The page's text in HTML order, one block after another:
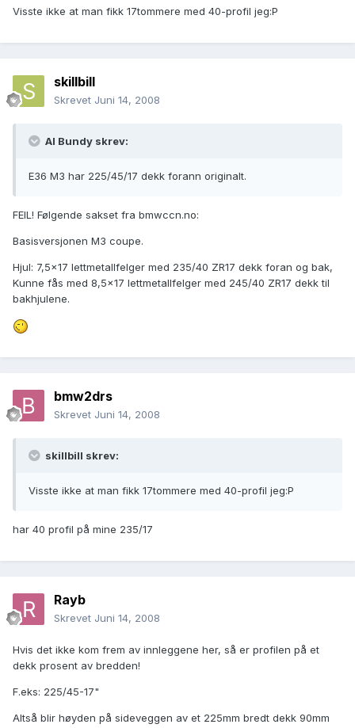
Visste ikke at man fikk 17tommere med 40-profil jeg:P
skillbill
Skrevet Juni 14, 2008
Al Bundy skrev:
E36 M3 har 225/45/17 dekk forann originalt.
FEIL! Følgende sakset fra bmwccn.no:
Basisversjonen M3 coupe.
Hjul: 7,5x17 lettmetallfelger med 235/40 ZR17 dekk foran og bak,
Kunne fås med 8,5x17 lettmetallfelger med 245/40 ZR17 dekk til
bakhjulene.
bmw2drs
Skrevet Juni 14, 2008
skillbill skrev:
Visste ikke at man fikk 17tommere med 40-profil jeg:P
har 40 profil på mine 235/17
Rayb
Skrevet Juni 14, 2008
Hvis det ikke kom frem av innleggene her, så er profilen på et
dekk prosent av bredden!
F.eks: 225/45-17"
Altså blir høyden på sideveggen av et 225mm bredt dekk 90mm